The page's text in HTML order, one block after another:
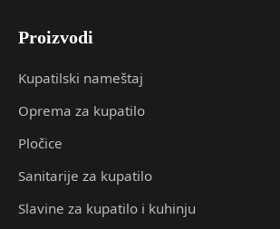
Proizvodi
Kupatilski nameštaj
Oprema za kupatilo
Pločice
Sanitarije za kupatilo
Slavine za kupatilo i kuhinju